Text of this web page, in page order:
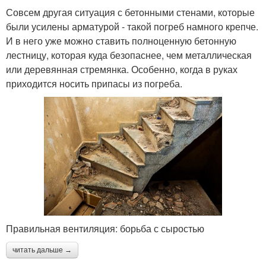
Совсем другая ситуация с бетонными стенами, которые
были усилены арматурой - такой погреб намного крепче.
И в него уже можно ставить полноценную бетонную
лестницу, которая куда безопаснее, чем металлическая
или деревянная стремянка. Особенно, когда в руках
приходится носить припасы из погреба.
Правильная вентиляция: борьба с сыростью
читать дальше →